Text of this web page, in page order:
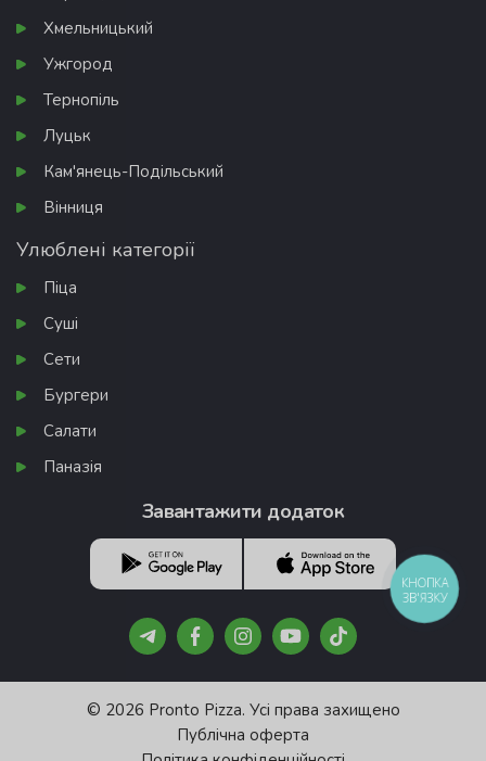
Хмельницький
Ужгород
Тернопіль
Луцьк
Кам'янець-Подільський
Вінниця
Улюблені категорії
Піца
Суші
Сети
Бургери
Салати
Паназія
Завантажити додаток
© 2026 Pronto Pizza. Усі права захищено
Публічна оферта
КНОПКА
ЗВ'ЯЗКУ